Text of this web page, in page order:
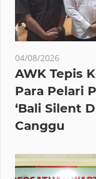
04/08/2026
AWK Tepis
Para Pelari
‘Bali Silent
Canggu